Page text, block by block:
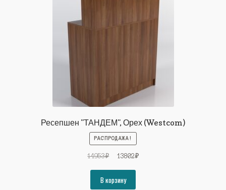
Ресепшен "ТАНДЕМ", Орех (Westcom)
РАСПРОДАЖА!
14953₽
Первоначальная
составляла
13802₽Текущая
В корзину